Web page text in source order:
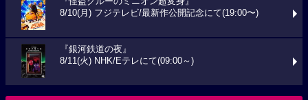
8/10(月) フジテレビ/最新作公開記念にて(19:00〜)
『銀河鉄道の夜』
8/11(火) NHK/Eテレにて(09:00～)